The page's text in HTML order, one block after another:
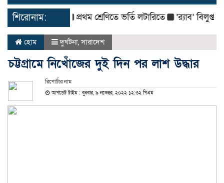
শিরোনাম: প্রথম শ্রেণিতে ভর্তি লটারিতে ‘র‌্যাব’ বিলুপ্ত করে
হোম দুর্ঘটনা,সারাদেশ
চট্টগ্রামে নিখোঁজের দুই দিন পর লাশ উদ্ধার
রিপোর্টার নাম
আপডেট টাইম : বুধবার, ৯ নভেম্বর, ২০২২ ১২:৩২ পিএম